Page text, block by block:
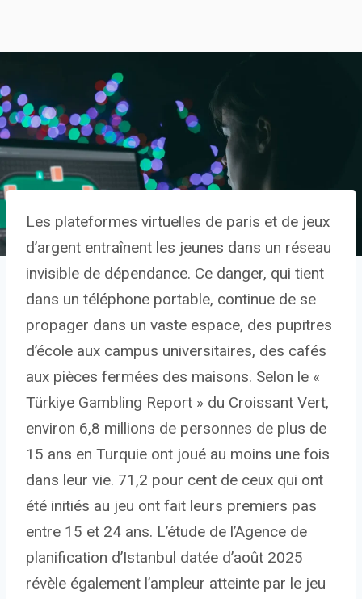
Les plateformes virtuelles de paris et de jeux
d’argent entraînent les jeunes dans un réseau
invisible de dépendance. Ce danger, qui tient
dans un téléphone portable, continue de se
propager dans un vaste espace, des pupitres
d’école aux campus universitaires, des cafés
aux pièces fermées des maisons. Selon le «
Türkiye Gambling Report » du Croissant Vert,
environ 6,8 millions de personnes de plus de
15 ans en Turquie ont joué au moins une fois
dans leur vie. 71,2 pour cent de ceux qui ont
été initiés au jeu ont fait leurs premiers pas
entre 15 et 24 ans. L’étude de l’Agence de
planification d’Istanbul datée d’août 2025
révèle également l’ampleur atteinte par le jeu